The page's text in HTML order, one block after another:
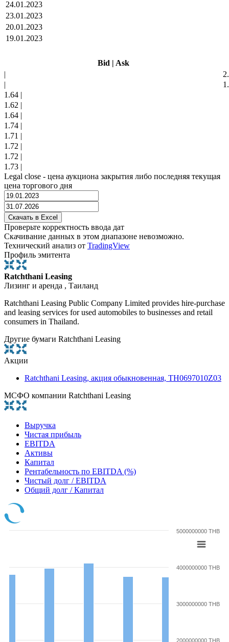
24.01.2023
23.01.2023
20.01.2023
19.01.2023
Bid | Ask
|
|
1.64 |
1.62 |
1.64 |
1.74 |
1.71 |
1.72 |
1.72 |
1.73 |
Legal close - цена аукциона закрытия либо последняя текущая
цена торгового дня
Проверьте корректность ввода дат
Скачивание данных в этом диапазоне невозможно.
Технический анализ от TradingView
Профиль эмитента
Ratchthani Leasing
Лизинг и аренда , Таиланд
Ratchthani Leasing Public Company Limited provides hire-purchase
and leasing services for used automobiles to businesses and retail
consumers in Thailand.
Другие бумаги Ratchthani Leasing
Акции
Ratchthani Leasing, акция обыкновенная, TH0697010Z03
МСФО компании Ratchthani Leasing
Выручка
Чистая прибыль
EBITDA
Активы
Капитал
Рентабельность по EBITDA (%)
Чистый долг / EBITDA
Общий долг / Капитал
2000000000 THB
3000000000 THB
4000000000 THB
5000000000 THB